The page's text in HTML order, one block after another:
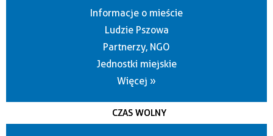
Informacje o mieście
Ludzie Pszowa
Partnerzy, NGO
Jednostki miejskie
Więcej »
CZAS WOLNY